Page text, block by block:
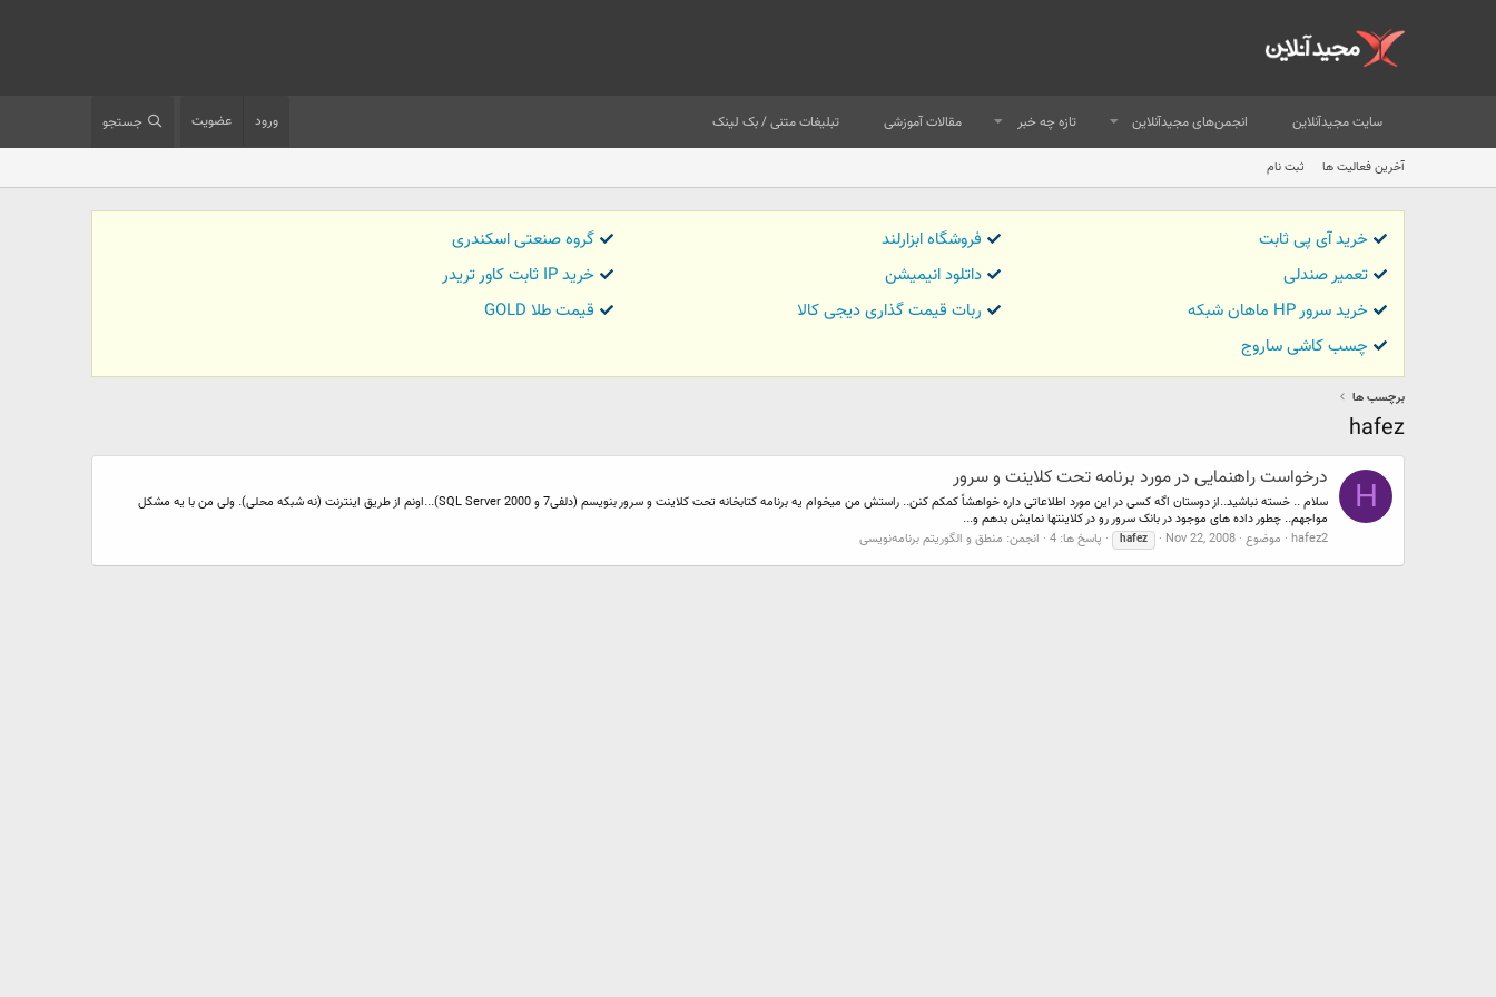
سایت مجیدآنلاین انجمن‌های مجیدآنلاین تازه چه خبر مقالات آموزشی تبلیغات متنی / بک لینک ورود عضویت جستجو
آخرین فعالیت ها ثبت نام
خرید آی پی ثابت فروشگاه ابزارلند
گروه صنعتی اسکندری
تعمیر صندلی
داتلود انیمیشن
خرید IP ثابت کاور تریدر
خرید سرور HP ماهان شبکه
ربات قیمت گذاری دیجی کالا
قیمت طلا GOLD
چسب کاشی ساروج
برچسب ها
hafez
H
درخواست راهنمایی در مورد برنامه تحت کلاینت و سرور
سلام .. خسته نباشید..از دوستان اگه کسی در این مورد اطلاعاتی داره خواهشاً کمکم کنن.. راستش من میخوام یه برنامه کتابخانه تحت کلاینت و سرور بنویسم (دلفی7 و SQL Server 2000)...اونم از طریق اینترنت (نه شبکه محلی). ولی من با یه مشکل
مواجهم.. چطور داده های موجود در بانک سرور رو در کلاینتها نمایش بدهم و...
hafez2 موضوع Nov 22, 2008
hafez پاسخ ها: 4 انجمن: منطق و الگوریتم برنامه‌نویسی